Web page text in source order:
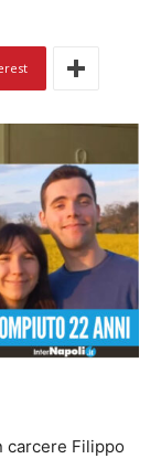
carcere Filippo